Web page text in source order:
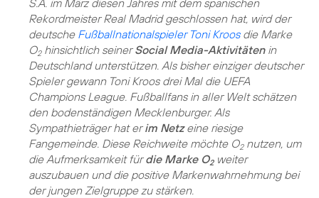
Rekordmeister Real Madrid geschlossen hat, wird der
deutsche Fußballnationalspieler Toni Kroosdie Marke
O2hinsichtlich seinerSocial Media-Aktivitätenin
Deutschland unterstützen. Als bisher einziger deutscher
Spieler gewann Toni Kroos drei Mal die UEFA
Champions League. Fußballfans in aller Welt schätzen
den bodenständigen Mecklenburger. Als
Sympathieträger hat erim Netzeine riesige
Fangemeinde. Diese Reichweite möchte O2nutzen, um
die Aufmerksamkeit fürdie Marke O2weiter
auszubauen und die positive Markenwahrnehmung bei
der jungen Zielgruppe zu stärken.